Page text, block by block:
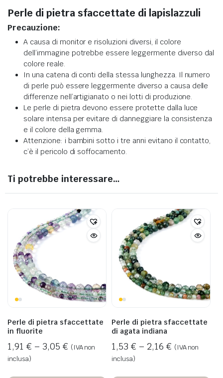
Perle di pietra sfaccettate di lapislazzuli
Precauzione:
A causa di monitor e risoluzioni diversi, il colore
dell’immagine potrebbe essere leggermente diverso dal
colore reale.
In una catena di conti della stessa lunghezza. Il numero
di perle può essere leggermente diverso a causa delle
differenze nell’artigianato o nei lotti di produzione.
Le perle di pietra devono essere protette dalla luce
solare intensa per evitare di danneggiare la consistenza
e il colore della gemma.
Attenzione: i bambini sotto i tre anni evitano il contatto,
c’è il pericolo di soffocamento.
Ti potrebbe interessare…
Perle di pietra sfaccettate
in fluorite
1,91 € – 3,05 € (IVA non
inclusa)
Perle di pietra sfaccettate
di agata indiana
1,53 € – 2,16 € (IVA non
inclusa)